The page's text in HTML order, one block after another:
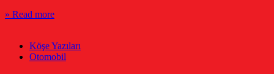
» Read more
Köşe Yazıları
Otomobil